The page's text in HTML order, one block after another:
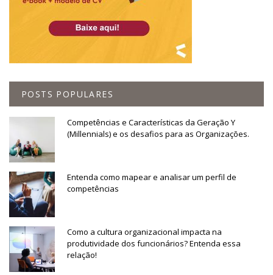
POSTS POPULARES
Competências e Características da Geração Y
(Millennials) e os desafios para as Organizações.
Entenda como mapear e analisar um perfil de
competências
Como a cultura organizacional impacta na
produtividade dos funcionários? Entenda essa
relação!